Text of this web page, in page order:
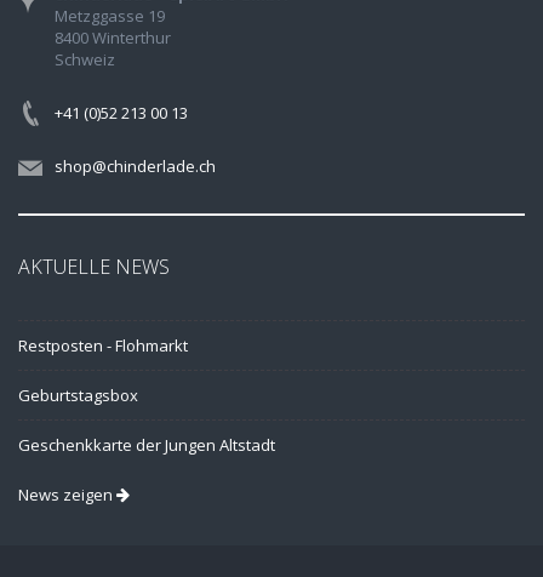
Metzggasse 19
8400 Winterthur
Schweiz
+41 (0)52 213 00 13
shop@chinderlade.ch
AKTUELLE NEWS
Restposten - Flohmarkt
Geburtstagsbox
Geschenkkarte der Jungen Altstadt
News zeigen